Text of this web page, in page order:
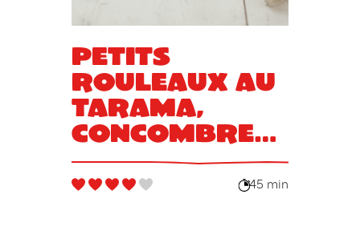
Petits
rouleaux au
tarama,
concombre
et oeufs de
saumon
45 min